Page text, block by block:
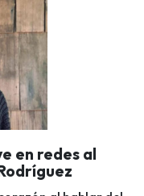
en redes al